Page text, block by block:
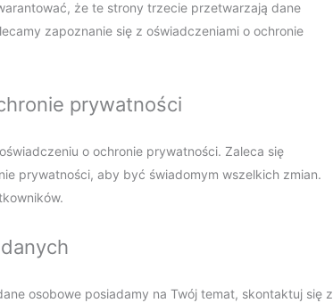
że te strony trzecie przetwarzają dane
zapoznanie się z oświadczeniami o ochronie
prywatności
o ochronie prywatności. Zaleca się
prywatności, aby być świadomym wszelkich zmian.
osobowe posiadamy na Twój temat, skontaktuj się z